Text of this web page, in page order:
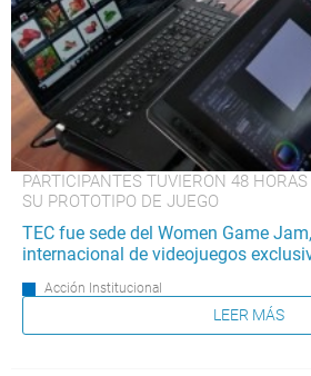
PARTICIPANTES TUVIERON 48
SU PROTOTIPO DE JUEGO
TEC fue sede del Women Game
internacional de videojuegos
Acción Institucional
LEER MÁS